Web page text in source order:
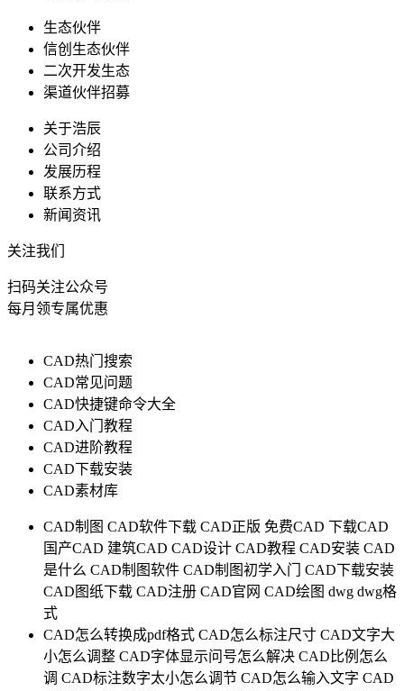
生态伙伴
信创生态伙伴
二次开发生态
渠道伙伴招募
关于浩辰
公司介绍
发展历程
联系方式
新闻资讯
关注我们
扫码关注公众号
每月领专属优惠
CAD热门搜索
CAD常见问题
CAD快捷键命令大全
CAD入门教程
CAD进阶教程
CAD下载安装
CAD素材库
CAD制图 CAD软件下载 CAD正版 免费CAD 下载CAD
国产CAD 建筑CAD CAD设计 CAD教程 CAD安装 CAD
是什么 CAD制图软件 CAD制图初学入门
CAD下载安装
CAD图纸下载 CAD注册 CAD官网 CAD绘图 dwg dwg格
式
CAD怎么转换成pdf格式 CAD怎么标注尺寸 CAD文字大
小怎么调整 CAD字体显示问号怎么解决 CAD比例怎么
调 CAD标注数字太小怎么调节 CAD怎么输入文字 CAD